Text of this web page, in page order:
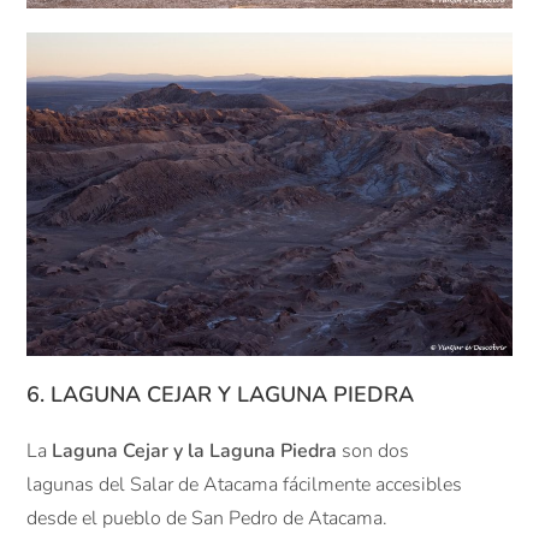
6. LAGUNA CEJAR Y LAGUNA PIEDRA
La Laguna Cejar y la Laguna Piedra son dos
lagunas del Salar de Atacama fácilmente accesibles
desde el pueblo de San Pedro de Atacama.